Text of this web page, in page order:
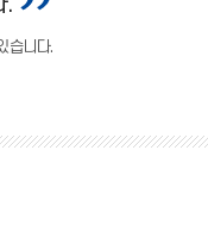
습니다.